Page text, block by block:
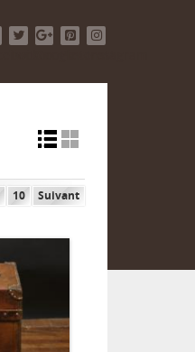
10 Suivant